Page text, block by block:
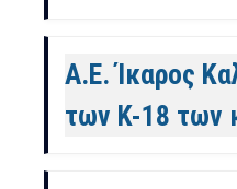
Α.Ε. Ίκαρος
των Κ-18 των